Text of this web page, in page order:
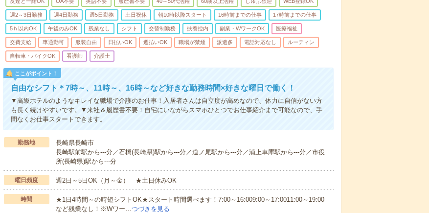
週2～3日勤務 週4日勤務 週5日勤務 土日祝休 朝10時以降スタート 16時前までの仕事 17時前までの仕事
5ｈ以内OK 午後のみOK 残業なし シフト 交替制勤務 扶養控内 副業・WワークOK 医療福祉
交費支給 車通勤可 服装自由 日払いOK 週払いOK 職場が禁煙 派遣多 電話対応なし ルーティン
自転車・バイクOK 看護師 介護士
ここがポイント！
自由なシフト＊7時～、11時～、16時～など好きな勤務時間×好きな曜日で働く！
▼高級ホテルのようなキレイな職場で介護のお仕事！入居者さんは自立度が高めなので、体力に自信がない方
も長く続けやすいです。▼来社＆履歴書不要！自宅にいながらスマホひとつでお仕事紹介まで可能なので、手
間なくお仕事スタートできます。
勤務地
長崎県長崎市
長崎駅前駅から---分／石橋(長崎県)駅から---分／道ノ尾駅から---分／浦上車庫駅から---分／市役
所(長崎県)駅から---分
曜日頻度 週2日～5日OK（月～金） ★土日休みOK
時間
★1日4時間～の時短シフトOK★スタート時間選べます！7:00～16:009:00～17:0011:00～19:00
など残業なし！※Wワー…つづきを見る